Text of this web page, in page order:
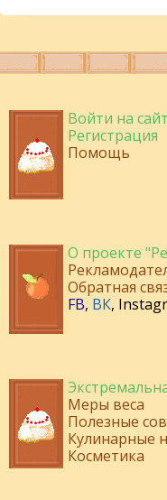
Войти на сайт
Регистрация
Помощь
О проекте
Обратная
FB, ВК,
Меры веса
Полезные
Кулинарные
Косметика